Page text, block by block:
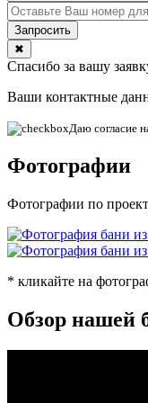
✖
Спасибо за вашу
Ваши контактные
Даю согласие
Фотографии
Фотографии по
* кликайте на
Обзор нашей